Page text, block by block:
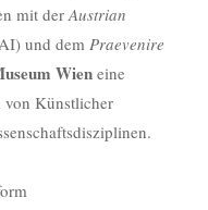
mit derAustrian
und dem Praevenire
Wieneine
von Künstlicher